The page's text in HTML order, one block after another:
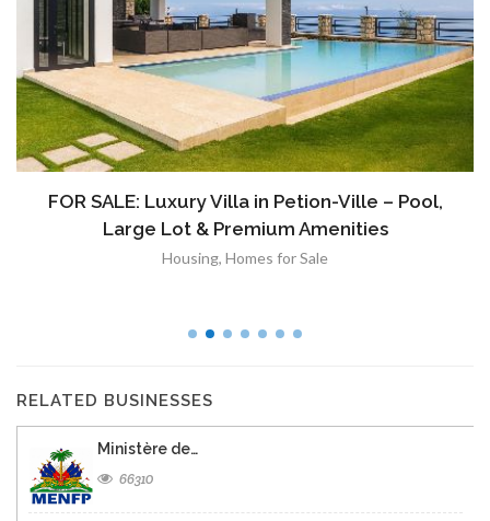
FOR SALE: Luxury Villa in Petion-Ville – Pool,
Large Lot & Premium Amenities
Housing, Homes for Sale
RELATED BUSINESSES
Ministère de…
66310